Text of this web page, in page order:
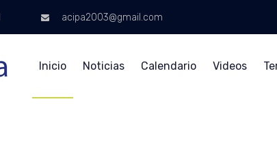
acipa2003@gmail.com
Inicio Noticias Calendario Videos